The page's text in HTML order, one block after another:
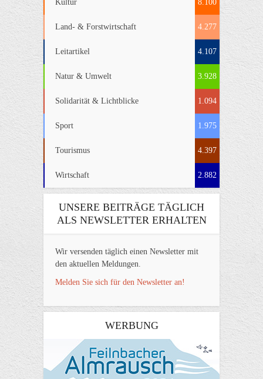
Kultur 8.100
Land- & Forstwirtschaft 4.277
Leitartikel 4.107
Natur & Umwelt 3.928
Solidarität & Lichtblicke 1.094
Sport 1.975
Tourismus 4.397
Wirtschaft 2.882
UNSERE BEITRÄGE TÄGLICH
ALS NEWSLETTER ERHALTEN
Wir versenden täglich einen Newsletter mit
den aktuellen Meldungen.
Melden Sie sich für den Newsletter an!
WERBUNG